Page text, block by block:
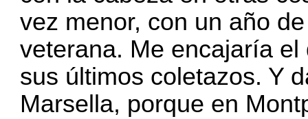
vez menor, con un año
veterana. Me encajaría
sus últimos coletazos. Y
Marsella, porque en